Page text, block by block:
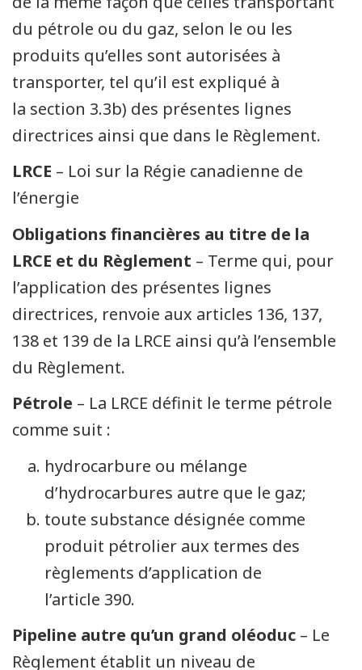
du pétrole ou du gaz, selon le ou les
produits qu’elles sont autorisées à
transporter, tel qu’il est expliqué à
la section 3.3b) des présentes lignes
directrices ainsi que dans le Règlement.
LRCE – Loi sur la Régie canadienne de
l’énergie
Obligations financières au titre de la
LRCE et du Règlement – Terme qui, pour
l’application des présentes lignes
directrices, renvoie aux articles 136, 137,
138 et 139 de la LRCE ainsi qu’à l’ensemble
du Règlement.
Pétrole – La LRCE définit le terme pétrole
comme suit :
hydrocarbure ou mélange
d’hydrocarbures autre que le gaz;
toute substance désignée comme
produit pétrolier aux termes des
règlements d’application de
l’article 390.
Pipeline autre qu’un grand oléoduc – Le
Règlement établit un niveau de